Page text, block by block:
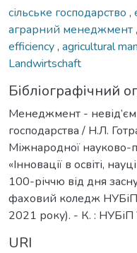
сільське господарство ,
аграрний менеджмент,
efficiency, agricultural
Landwirtschaft
Бібліографічний
Менеджмент -
господарства / Н.Л.
Міжнародної науково-
«Інновації в освіті,
100-річчю від дня
фаховий коледж НУБіП
2021 року). - К. :
URI